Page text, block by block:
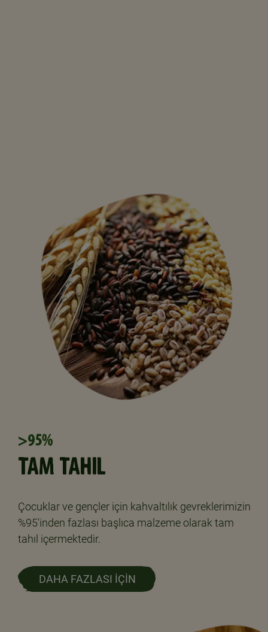
>95%
TAM TAHIL
Çocuklar ve gençler için kahvaltılık gevreklerimizin
%95'inden fazlası başlıca malzeme olarak tam
tahıl içermektedir.
DAHA FAZLASI İÇİN